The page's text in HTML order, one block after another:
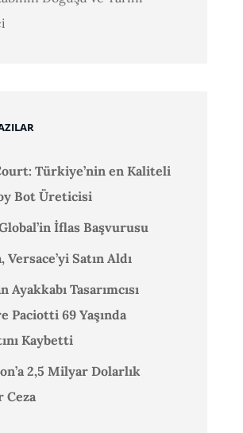
Türkiye’nin en Kaliteli
Bot Üreticisi
İflas Başvurusu
Versace’yi Satın Aldı
Ayakkabı Tasarımcısı
Paciotti 69 Yaşında
Kaybetti
2,5 Milyar Dolarlık
Ceza